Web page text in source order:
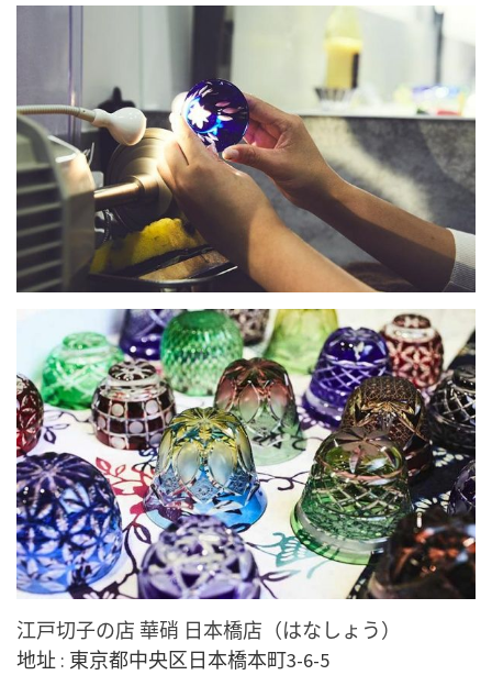
江戸切子の店 華硝 日本橋店（はなしょう）
地址 : 東京都中央区日本橋本町3-6-5